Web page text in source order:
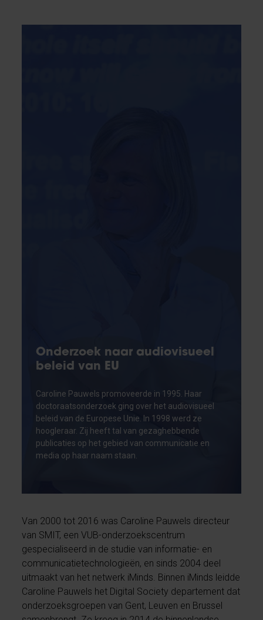
Onderzoek naar audiovisueel
beleid van EU
Caroline Pauwels promoveerde in 1995. Haar
doctoraatsonderzoek ging over het audiovisueel
beleid van de Europese Unie. In 1998 werd ze
hoogleraar. Zij heeft tal van gezaghebbende
publicaties op het gebied van communicatie en
media op haar naam staan.
Van 2000 tot 2016 was Caroline Pauwels directeur
van SMIT, een VUB-onderzoekscentrum
gespecialiseerd in de studie van informatie- en
communicatietechnologieën, en sinds 2004 deel
uitmaakt van het netwerk iMinds. Binnen iMinds leidde
Caroline Pauwels het Digital Society departement dat
onderzoeksgroepen van Gent, Leuven en Brussel